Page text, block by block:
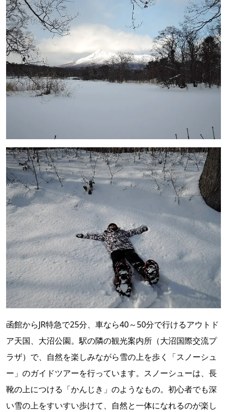
函館からJR特急で25分、車なら40～50分で行けるアウトド
ア天国、大沼公園。駅の隣の観光案内所（大沼国際交流プ
ラザ）で、自然を楽しみながら雪の上を歩く「スノーシュ
ー」のガイドツアーを行っています。スノーシューは、長
靴の上につける「かんじき」のようなもの。初心者でも深
い雪の上をすいすい歩けて、自然と一体になれるのが楽し